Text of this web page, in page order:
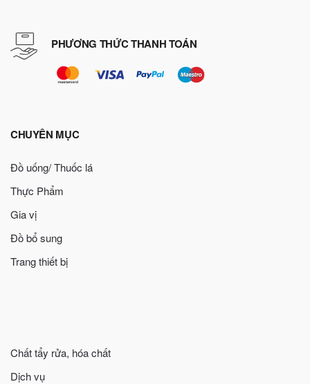
PHƯƠNG THỨC THANH TOÁN
CHUYÊN MỤC
Đồ uống/ Thuốc lá
Thực Phẩm
Gia vị
Đồ bổ sung
Trang thiết bị
Chất tẩy rửa, hóa chất
Dịch vụ